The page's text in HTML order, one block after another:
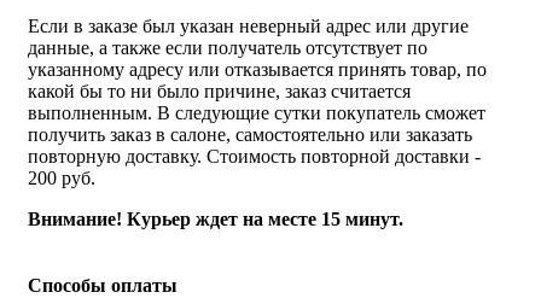
Если в заказе был указан неверный адрес или другие
данные, а также если получатель отсутствует по
указанному адресу или отказывается принять товар, по
какой бы то ни было причине, заказ считается
выполненным. В следующие сутки покупатель сможет
получить заказ в салоне, самостоятельно или заказать
повторную доставку. Стоимость повторной доставки -
200 руб.
Внимание! Курьер ждет на месте 15 минут.
Способы оплаты